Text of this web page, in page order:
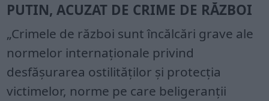
PUTIN, ACUZAT DE CRIME DE RĂZBOI
„Crimele de război sunt încălcări grave ale
normelor internaționale privind
desfășurarea ostilităților și protecția
victimelor, norme pe care beligeranții